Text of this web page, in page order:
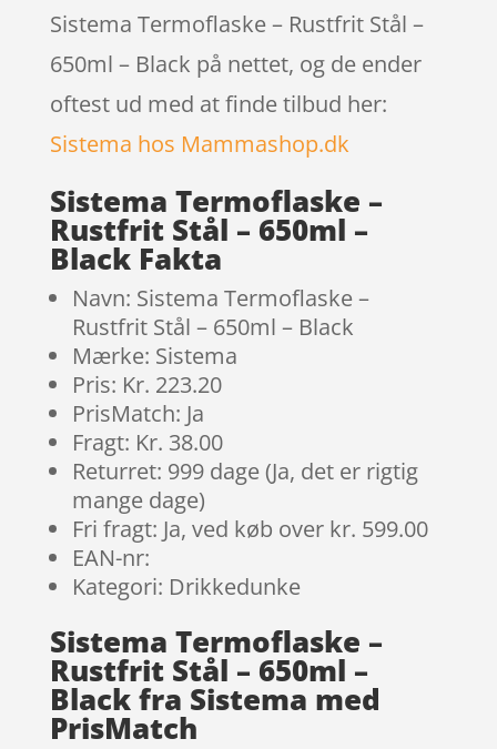
Sistema Termoflaske – Rustfrit Stål –
650ml – Black på nettet, og de ender
oftest ud med at finde tilbud her:
Sistema hos Mammashop.dk
Sistema Termoflaske –
Rustfrit Stål – 650ml –
Black Fakta
Navn: Sistema Termoflaske –
Rustfrit Stål – 650ml – Black
Mærke: Sistema
Pris: Kr. 223.20
PrisMatch: Ja
Fragt: Kr. 38.00
Returret: 999 dage (Ja, det er rigtig
mange dage)
Fri fragt: Ja, ved køb over kr. 599.00
EAN-nr:
Kategori: Drikkedunke
Sistema Termoflaske –
Rustfrit Stål – 650ml –
Black fra Sistema med
PrisMatch